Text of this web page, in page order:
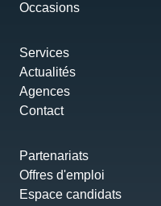
Occasions
Services
Actualités
Agences
Contact
Partenariats
Offres d'emploi
Espace candidats